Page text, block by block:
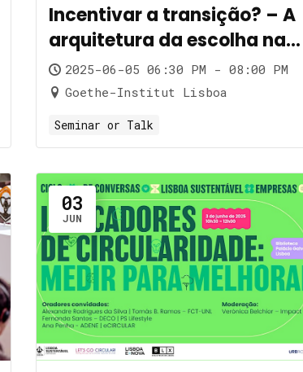
Incentivar a transição? – A
arquitetura da escolha nas
políticas climáticas
2025-06-05 06:30 PM - 08:00 PM
Goethe-Institut Lisboa
Seminar or Talk
03
JUN